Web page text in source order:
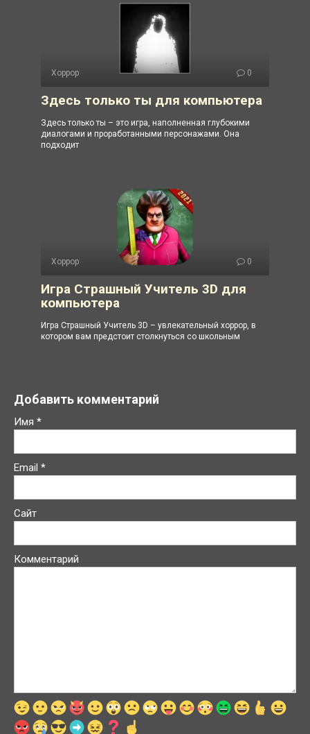
Хоррор 0
Здесь только ты для компьютера
Здесь только ты – это игра, наполненная глубокими
диалогами и проработанными персонажами. Она
подходит
Хоррор 0
Игра Страшный Учитель 3D для
компьютера
Игра Страшный Учитель 3D – увлекательный хоррор, в
котором вам предстоит столкнуться со школьным
Добавить комментарий
Имя *
Email *
Сайт
Комментарий